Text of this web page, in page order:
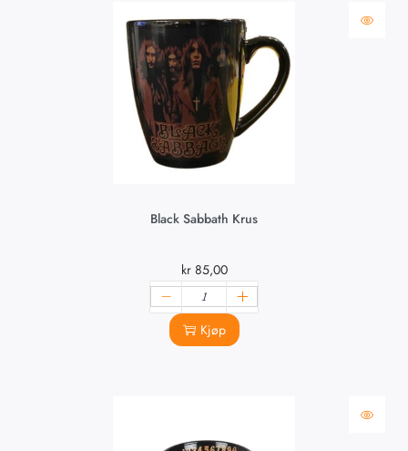
Black Sabbath Krus
kr85,00
Kjøp